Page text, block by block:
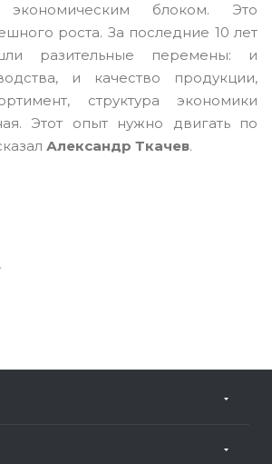
экономическим блоком. Это
роста. За последние 10 лет
разительные перемены: и
и качество продукции,
структура экономики
Этот опыт нужно двигать по
Александр Ткачев.